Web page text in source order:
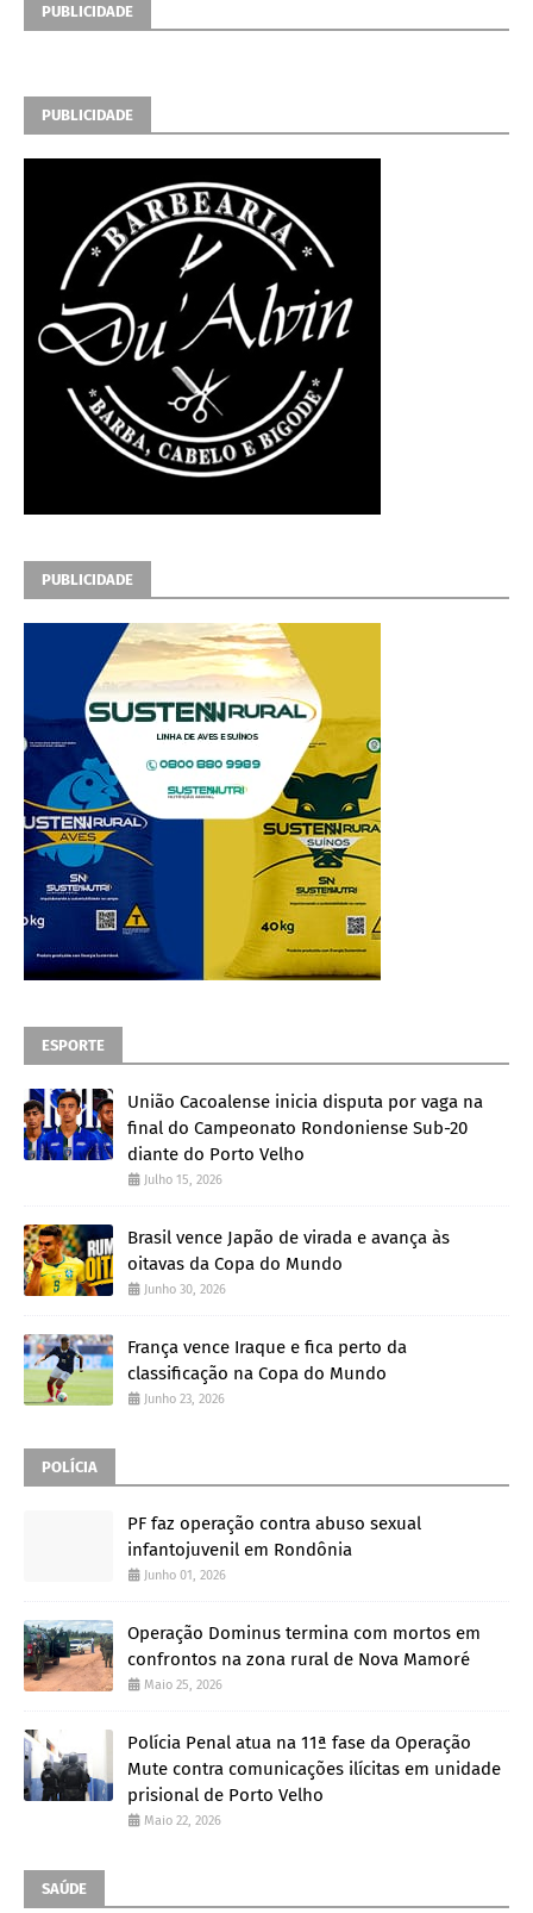
PUBLICIDADE
PUBLICIDADE
PUBLICIDADE
ESPORTE
União Cacoalense inicia disputa por vaga na
final do Campeonato Rondoniense Sub-20
diante do Porto Velho
Julho 15, 2026
Brasil vence Japão de virada e avança às
oitavas da Copa do Mundo
Junho 30, 2026
França vence Iraque e fica perto da
classificação na Copa do Mundo
Junho 23, 2026
POLÍCIA
PF faz operação contra abuso sexual
infantojuvenil em Rondônia
Junho 01, 2026
Operação Dominus termina com mortos em
confrontos na zona rural de Nova Mamoré
Maio 25, 2026
Polícia Penal atua na 11ª fase da Operação
Mute contra comunicações ilícitas em unidade
prisional de Porto Velho
Maio 22, 2026
SAÚDE